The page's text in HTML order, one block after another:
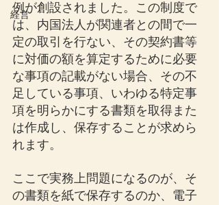
経営
例が創設されました。この制度で
は、内国法人が関連者との間で一
定の取引を行ない、その契約書等
に対価の額を算定するために必要
な事項の記載がない場合、その不
足している事項、いわゆる特定事
項を明らかにする書類を取得また
は作成し、保存することが求めら
れます。
ここで実務上問題になるのが、そ
の書類を紙で保存するのか、電子